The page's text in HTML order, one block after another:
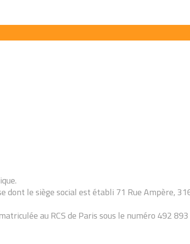
le siège social est établi 71 Rue Ampère,
au RCS de Paris sous le numéro 492